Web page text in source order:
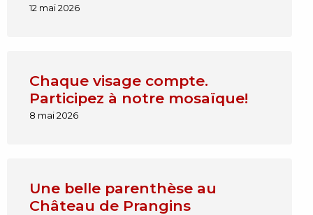
12 mai 2026
Chaque visage compte.
Participez à notre mosaïque!
8 mai 2026
Une belle parenthèse au
Château de Prangins